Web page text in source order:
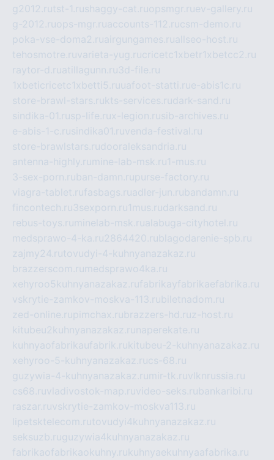
g2012.rutst-1.rushaggy-cat.ruopsmgr.ruev-gallery.ru
g-2012.ruops-mgr.ruaccounts-112.rucsm-demo.ru
poka-vse-doma2.ruairgungames.ruallseo-host.ru
tehosmotre.ruvarieta-yug.rucricetc1xbetr1xbetcc2.ru
raytor-d.ruatillagunn.ru3d-file.ru
1xbeticricetc1xbetti5.ruuafoot-statti.rue-abis1c.ru
store-brawl-stars.rukts-services.rudark-sand.ru
sindika-01.rusp-life.rux-legion.rusib-archives.ru
e-abis-1-c.rusindika01.ruvenda-festival.ru
store-brawlstars.rudooraleksandria.ru
antenna-highly.ru mine-lab-msk.ru1-mus.ru
3-sex-porn.ruban-damn.rupurse-factory.ru
viagra-tablet.rufasbags.ruadler-jun.rubandamn.ru
fincontech.ru3sexporn.ru1mus.rudarksand.ru
rebus-toys.ru minelab-msk.rualabuga-cityhotel.ru
medsprawo-4-ka.ru2864420.rublagodarenie-spb.ru
zajmy24.rutovudyi-4-kuhnyanazakaz.ru
brazzerscom.ru medsprawo4ka.ru
xehyroo5kuhnyanazakaz.rufabrikayfabrikaefabrika.ru
vskrytie-zamkov-moskva-113.rubiletnadom.ru
zed-online.rupimchax.rubrazzers-hd.ruz-host.ru
kitubeu2kuhnyanazakaz.ru naperekate.ru
kuhnyaofabrikaufabrik.rukitubeu-2-kuhnyanazakaz.ru
xehyroo-5-kuhnyanazakaz.rucs-68.ru
guzywia-4-kuhnyanazakaz.ru mir-tk.ruvlknrussia.ru
cs68.ruvladivostok-map.ruvideo-seks.rubankaribi.ru
raszar.ruvskrytie-zamkov-moskva113.ru
lipetsktelecom.rutovudyi4kuhnyanazakaz.ru
seksuzb.ruguzywia4kuhnyanazakaz.ru
fabrikaofabrikaokuhny.rukuhnyaekuhnyaafabrika.ru